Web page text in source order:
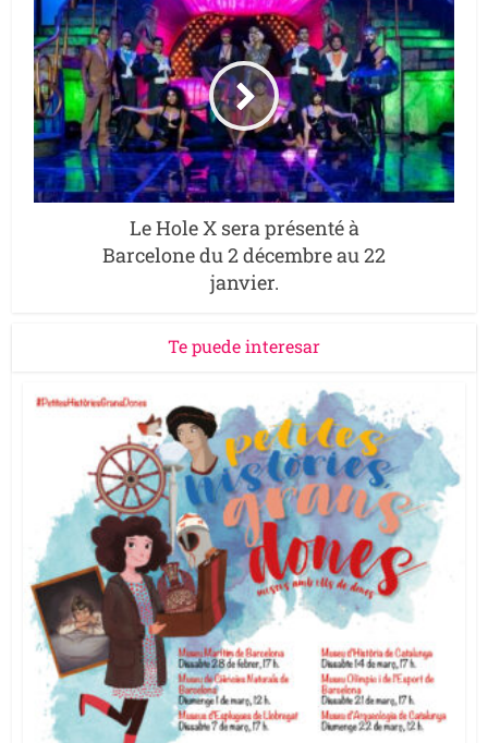
Le Hole X sera présenté à
Barcelone du 2 décembre au 22
janvier.
Te puede interesar